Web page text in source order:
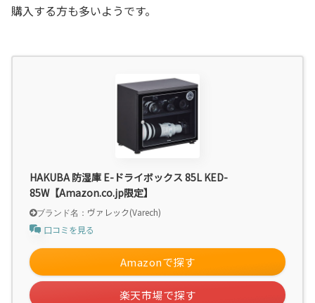
購入する方も多いようです。
HAKUBA 防湿庫 E-ドライボックス 85L KED-
85W【Amazon.co.jp限定】
ヴァレック(Varech)
口コミを見る
Amazonで探す
楽天市場で探す